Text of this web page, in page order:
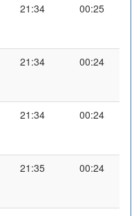
21:34 00:25
21:34 00:24
21:34 00:24
21:35 00:24